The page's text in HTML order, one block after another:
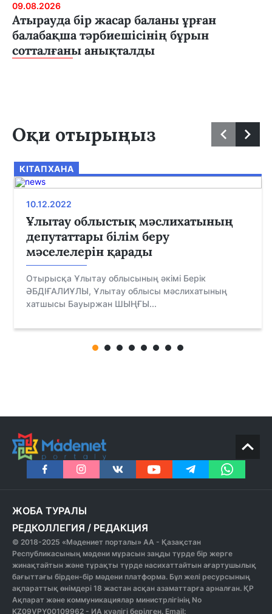
09.08.2026
Атырауда бір жасар баланы ұрған
балабақша тәрбиешісінің бұрын
сотталғаны анықталды
Оқи отырыңыз
КІТАПХАНА
10.12.2022
Ұлытау облыстық мәслихатының
депутаттары білім беру
мәселелерін қарады
Отырысқа Ұлытау облысының әкімі Берік
ӘБДІҒАЛИҰЛЫ, Ұлытау облысы мәслихатының
хатшысы Бауыржан ШЫҢҒЫ...
ЖОБА ТУРАЛЫ
РЕДКОЛЛЕГИЯ / РЕДАКЦИЯ
© 2018-2025 «Мәдениет порталы» АА - Қазақстан
Республикасының мәдени мұрасын заңды түрде бір жерге
жинақтайтын және тұрақты түрде насихаттайтын ағартушылық
бағыттағы бірден-бір мәдени платформа. Бұл желі ресурсының
ақпараттық өнімдері 18 жастан асқан азаматтарға арналған. ҚР
Ақпарат және коммуникациялар министрлігінің No
KZ09VPY00109962 - ИА куәлігі берілген. Email: